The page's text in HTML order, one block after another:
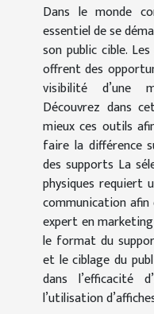
Dans le monde
essentiel de se
son public cible.
offrent des
visibilité d’une
Découvrez dans
mieux ces outils
faire la différence
des supports La
physiques requiert
communication afin
expert en
le format du
et le ciblage du
dans l’efficacité
l’utilisation